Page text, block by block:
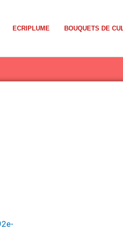
ECRIPLUME BOUQUETS DE